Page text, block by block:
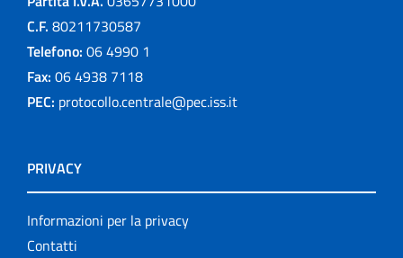
C.F. 80211730587
Telefono: 06 4990 1
Fax: 06 4938 7118
PEC: protocollo.centrale@pec.iss.it
PRIVACY
Informazioni per la privacy
Contatti